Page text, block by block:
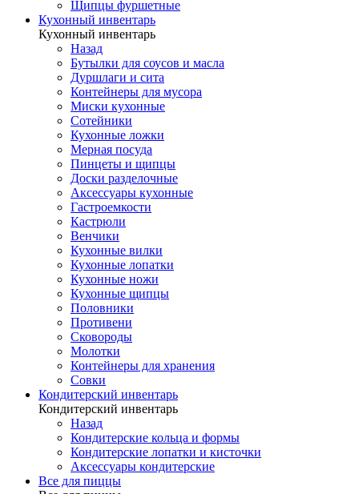
Щипцы фуршетные
Кухонный инвентарь
Кухонный инвентарь
Назад
Бутылки для соусов и масла
Дуршлаги и сита
Контейнеры для мусора
Миски кухонные
Сотейники
Кухонные ложки
Мерная посуда
Пинцеты и щипцы
Доски разделочные
Аксессуары кухонные
Гастроемкости
Кастрюли
Венчики
Кухонные вилки
Кухонные лопатки
Кухонные ножи
Кухонные щипцы
Половники
Противени
Сковороды
Молотки
Контейнеры для хранения
Совки
Кондитерский инвентарь
Кондитерский инвентарь
Назад
Кондитерские кольца и формы
Кондитерские лопатки и кисточки
Аксессуары кондитерские
Все для пиццы